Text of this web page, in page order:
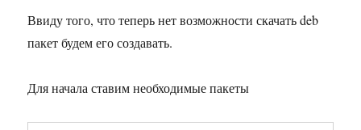
Ввиду того, что теперь нет возможности скачать deb
пакет будем его создавать.
Для начала ставим необходимые пакеты